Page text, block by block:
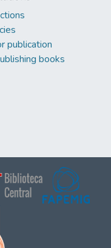
publication
books